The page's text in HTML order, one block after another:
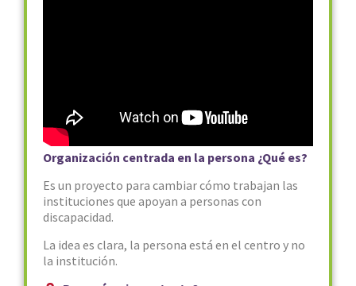
Organización centrada en la persona ¿Qué es?
Es un proyecto para cambiar cómo trabajan las
instituciones que apoyan a personas con
discapacidad.
La idea es clara, la persona está en el centro y no
la institución.